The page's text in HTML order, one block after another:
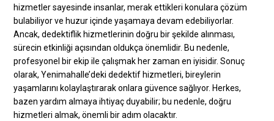
hizmetler sayesinde insanlar, merak ettikleri konulara çözüm
bulabiliyor ve huzur içinde yaşamaya devam edebiliyorlar.
Ancak, dedektiflik hizmetlerinin doğru bir şekilde alınması,
sürecin etkinliği açısından oldukça önemlidir. Bu nedenle,
profesyonel bir ekip ile çalışmak her zaman en iyisidir. Sonuç
olarak, Yenimahalle’deki dedektif hizmetleri, bireylerin
yaşamlarını kolaylaştırarak onlara güvence sağlıyor. Herkes,
bazen yardım almaya ihtiyaç duyabilir; bu nedenle, doğru
hizmetleri almak, önemli bir adım olacaktır.